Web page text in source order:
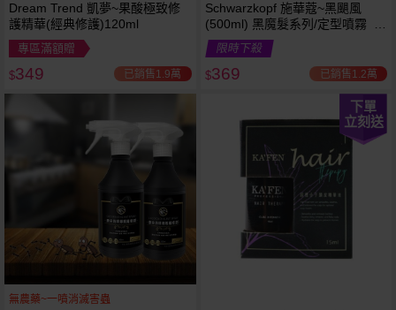
Dream Trend 凱夢~果酸極致修
護精華(經典修護)120ml
專區滿額贈
$349 已銷售1.9萬
Schwarzkopf 施華蔻~黑颶風
(500ml) 黑魔髮系列/定型噴霧 施
華寇
限時下殺
$369 已銷售1.2萬
無農藥~一噴消滅害蟲
下單
立刻送